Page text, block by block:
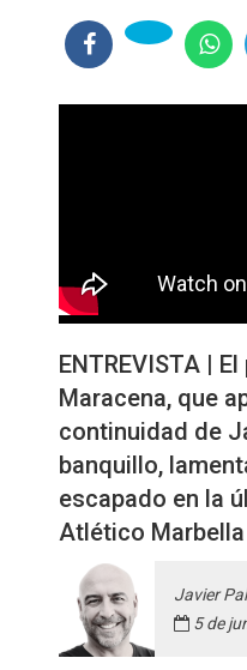
ENTREVISTA |
Maracena, que
continuidad de
banquillo,
escapado en la
Atlético Marbella
Javier
5 de